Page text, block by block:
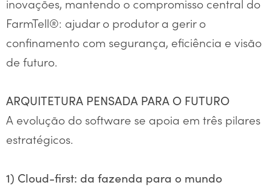
inovações, mantendo o compromisso central do
FarmTell®: ajudar o produtor a gerir o
confinamento com segurança, eficiência e visão
de futuro.
ARQUITETURA PENSADA PARA O FUTURO
A evolução do software se apoia em três pilares
estratégicos.
1) Cloud-first: da fazenda para o mundo